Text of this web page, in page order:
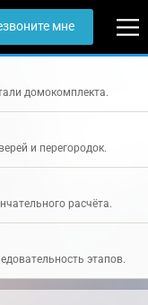
мне
домокомплекта.
и перегородок.
расчёта.
этапов.